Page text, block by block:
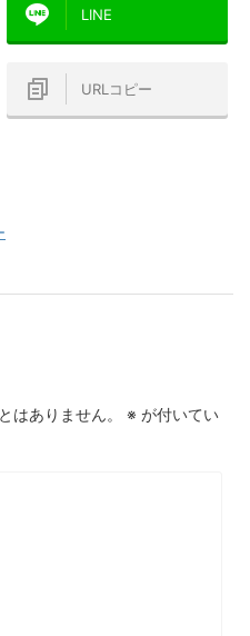
LINE
URLコピー
はありません。 ※ が付いてい